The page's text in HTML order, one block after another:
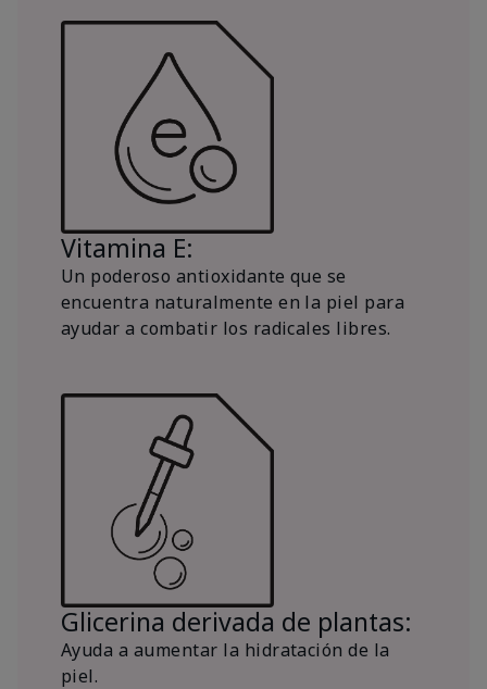
Vitamina E:
Un poderoso antioxidante que se
encuentra naturalmente en la piel para
ayudar a combatir los radicales libres.
Glicerina derivada de plantas:
Ayuda a aumentar la hidratación de la
piel.